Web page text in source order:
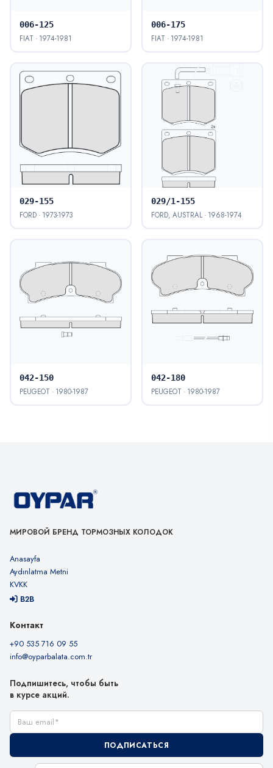
006-125
FIAT · 1974-1981
006-175
FIAT · 1974-1981
029-155
FORD · 1973-1973
029/1-155
FORD, AUSTRAL · 1968-1974
042-150
PEUGEOT · 1980-1987
042-180
PEUGEOT · 1980-1987
МИРОВОЙ БРЕНД ТОРМОЗНЫХ КОЛОДОК
Anasayfa
Aydınlatma Metni
KVKK
B2B
Контакт
+90 535 716 09 55
info@oyparbalata.com.tr
Подпишитесь, чтобы быть
в курсе акций.
Ваш email
ПОДПИСАТЬСЯ